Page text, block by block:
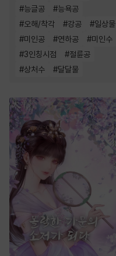
#능글공 #능욕공
#오해/착각 #강공 #일상물
#미인공 #연하공 #미인수
#3인칭시점 #절륜공
#상처수 #달달물